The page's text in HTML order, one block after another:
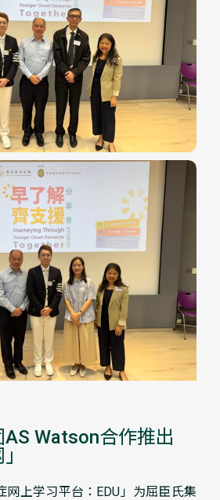
Watson合作推出
网上学习平台：EDU」为屈臣氏集